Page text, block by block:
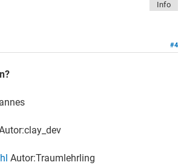
Info
#4
Autor:Traumlehrling